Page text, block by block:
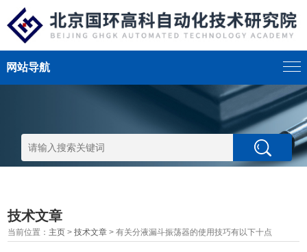
网站导航
技术文章
当前位置： 主页 >技术文章 > 有关分液漏斗振荡器的使用技巧有以下十点